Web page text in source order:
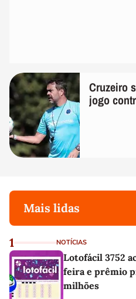
Cruzeiro
jogo
Mais lidas
1 NOTÍCIAS
Lotofácil 3752
feira e prêmio
milhões